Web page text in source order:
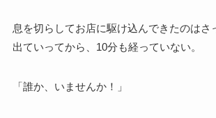
息を切らしてお店に駆け込んできたのはさ
出ていってから、10分も経っていない。
「誰か、いませんか！」